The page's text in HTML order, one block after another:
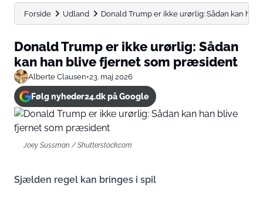
Forside Udland Donald Trump er ikke urørlig: Sådan kan han
Donald Trump er ikke urørlig: Sådan
kan han blive fjernet som præsident
Alberte Clausen•23. maj 2026
Følg nyheder24.dk på Google
Joey Sussman / Shutterstock.com
Sjælden regel kan bringes i spil